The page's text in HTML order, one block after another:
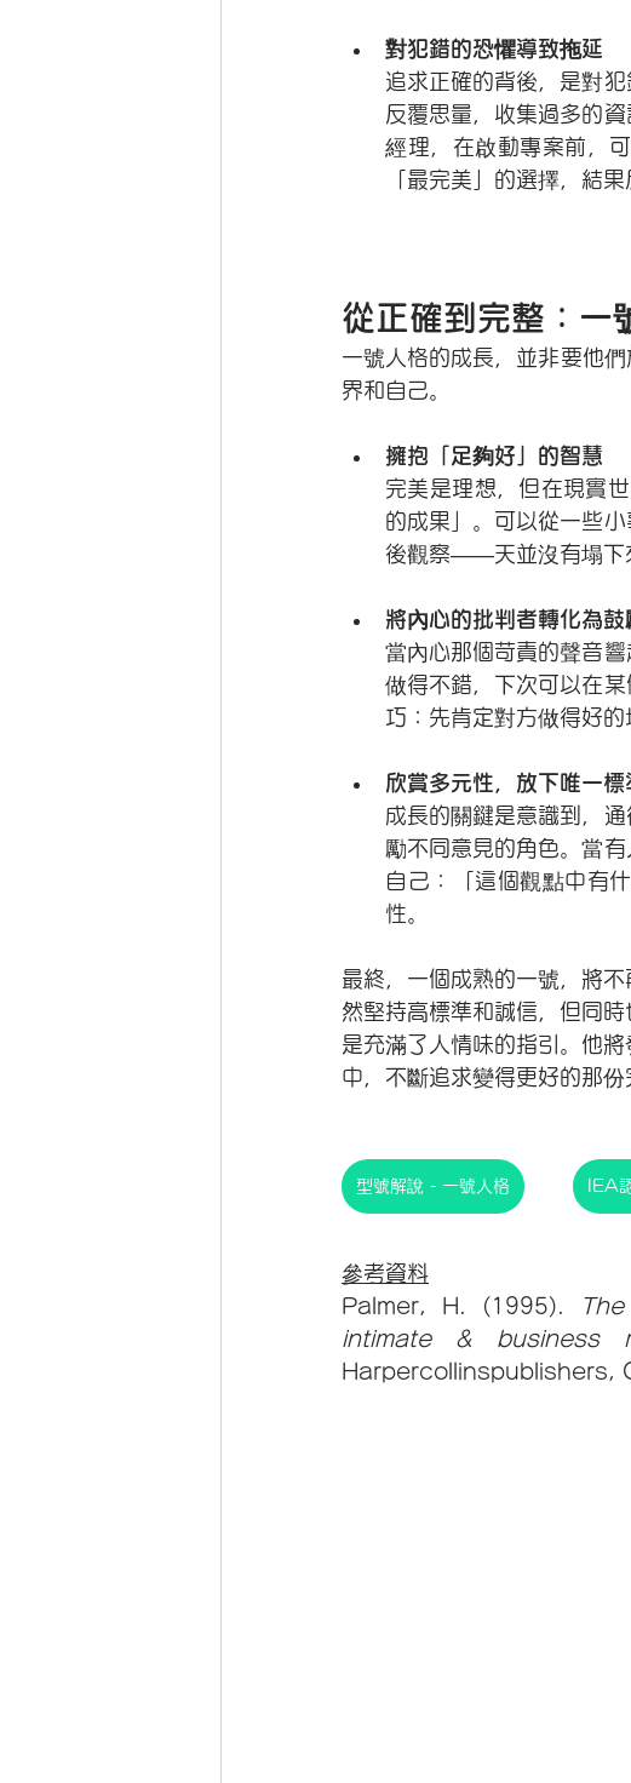
對犯錯的恐懼導致拖延
追求正確的背後，是對
反覆思量，收集過多的
經理，在啟動專案前，
「最完美」的選擇，結
從正確到完整：一
一號人格的成長，並非要他
界和自己。
擁抱「足夠好」的智慧
完美是理想，但在現實
的成果」。可以從一些
後觀察——天並沒有塌下
將內心的批判者轉化為鼓
當內心那個苛責的聲音
做得不錯，下次可以在
巧：先肯定對方做得好
欣賞多元性，放下唯一標
成長的關鍵是意識到，
勵不同意見的角色。當
自己：「這個觀點中有
性。
最終，一個成熟的一號，將
然堅持高標準和誠信，但同
是充滿了人情味的指引。他
中，不斷追求變得更好的那份
型號解說 - 一號人格 IEA
參考資料
Palmer, H. (1995).
intimate & business
Harpercollinspublishers,